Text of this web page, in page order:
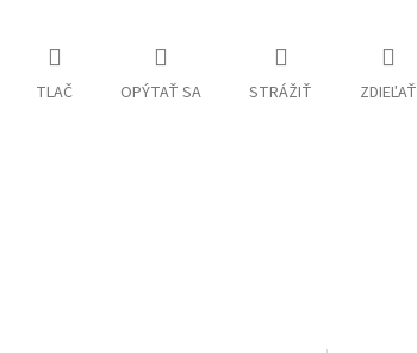
TLAČ OPÝTAŤ SA STRÁŽIŤ ZDIEĽAŤ